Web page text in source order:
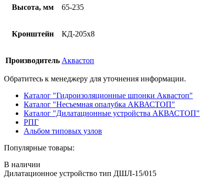
Высота, мм 65-235
Кронштейн КД-205х8
Производитель Аквастоп
Обратитесь к менеджеру для уточнения информации.
Каталог "Гидроизоляционные шпонки Аквастоп"
Каталог "Несъемная опалубка АКВАСТОП"
Каталог "Дилатационные устройства АКВАСТОП"
РПГ
Альбом типовых узлов
Популярные товары:
В наличии
Дилатационное устройство тип ДШЛ-15/015